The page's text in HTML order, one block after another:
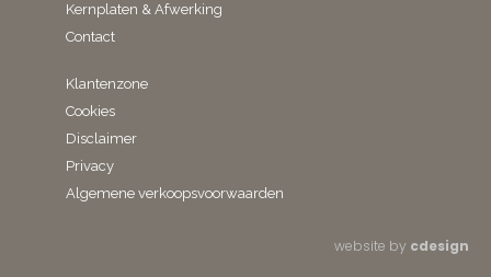
Kernplaten & Afwerking
Contact
Klantenzone
Cookies
Disclaimer
Privacy
Algemene verkoopsvoorwaarden
website by cdesign